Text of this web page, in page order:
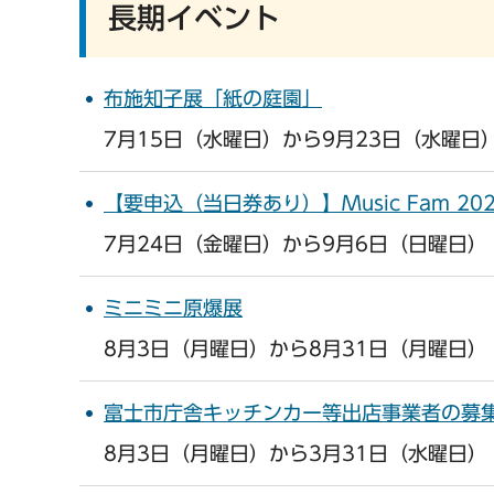
長期イベント
布施知子展「紙の庭園」
7月15日（水曜日）から9月23日（水曜日）
【要申込（当日券あり）】Music Fam
7月24日（金曜日）から9月6日（日曜日）
ミニミニ原爆展
8月3日（月曜日）から8月31日（月曜日）
富士市庁舎キッチンカー等出店事業者の募
8月3日（月曜日）から3月31日（水曜日）